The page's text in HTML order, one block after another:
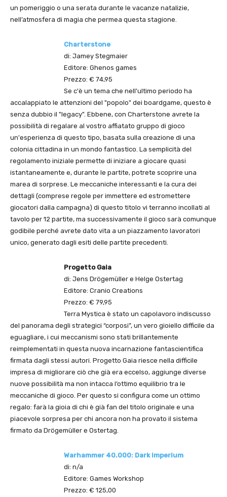
un pomeriggio o una serata durante le vacanze natalizie,
nell’atmosfera di magia che permea questa stagione.
Charterstone
di: Jamey Stegmaier
Editore: Ghenos games
Prezzo: € 74,95
Se c'è un tema che nell'ultimo periodo ha
accalappiato le attenzioni del "popolo" dei boardgame, questo è
senza dubbio il "legacy". Ebbene, con Charterstone avrete la
possibilità di regalare al vostro affiatato gruppo di gioco
un'esperienza di questo tipo, basata sulla creazione di una
colonia cittadina in un mondo fantastico. La semplicità del
regolamento iniziale permette di iniziare a giocare quasi
istantaneamente e, durante le partite, potrete scoprire una
marea di sorprese. Le meccaniche interessanti e la cura dei
dettagli (comprese regole per immettere ed estromettere
giocatori dalla campagna) di questo titolo vi terranno incollati al
tavolo per 12 partite, ma successivamente il gioco sarà comunque
godibile perché avrete dato vita a un piazzamento lavoratori
unico, generato dagli esiti delle partite precedenti.
Progetto Gaia
di: Jens Drögemüller e Helge Ostertag
Editore: Cranio Creations
Prezzo: € 79,95
Terra Mystica è stato un capolavoro indiscusso
del panorama degli strategici “corposi”, un vero gioiello difficile da
eguagliare, i cui meccanismi sono stati brillantemente
reimplementati in questa nuova incarnazione fantascientifica
firmata dagli stessi autori. Progetto Gaia riesce nella difficile
impresa di migliorare ciò che già era eccelso, aggiunge diverse
nuove possibilità ma non intacca l’ottimo equilibrio tra le
meccaniche di gioco. Per questo si configura come un ottimo
regalo: farà la gioia di chi è già fan del titolo originale e una
piacevole sorpresa per chi ancora non ha provato il sistema
firmato da Drögemüller e Ostertag.
Warhammer 40.000: Dark imperium
di: n/a
Editore: Games Workshop
Prezzo: € 125,00